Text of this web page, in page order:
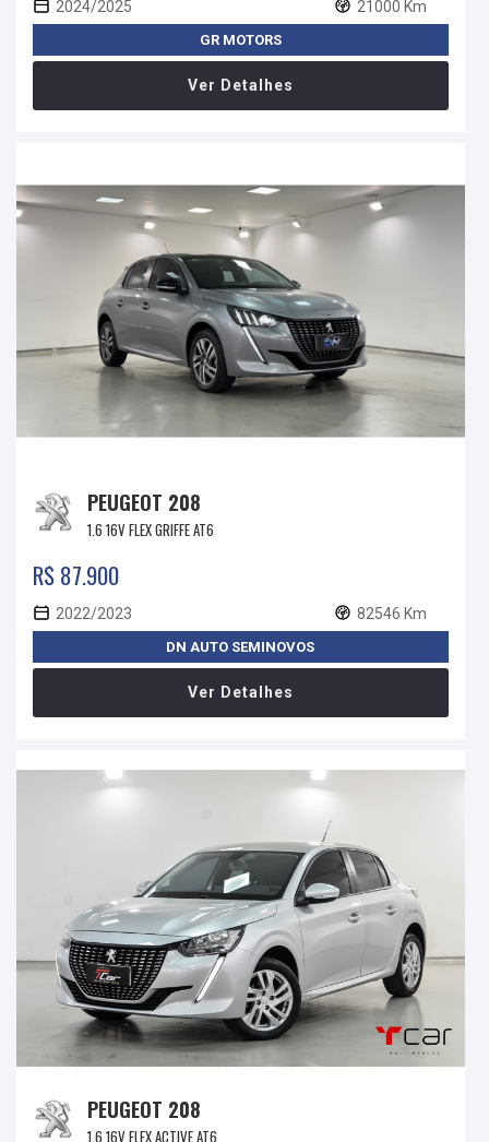
2024/2025 21000 Km
GR MOTORS
Ver Detalhes
PEUGEOT 208
1.6 16V FLEX GRIFFE AT6
R$ 87.900
2022/2023 82546 Km
DN AUTO SEMINOVOS
Ver Detalhes
PEUGEOT 208
1.6 16V FLEX ACTIVE AT6